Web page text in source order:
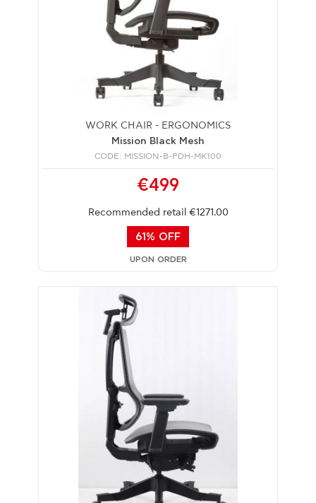
WORK CHAIR - ERGONOMICS
Mission Black Mesh
CODE: MISSION-B-PDH-MK100
€499
Recommended retail €1271.00
61% OFF
UPON ORDER